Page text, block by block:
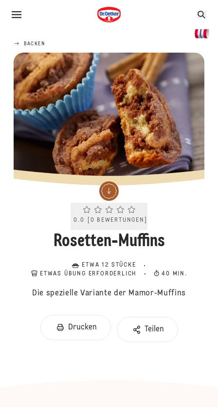
BACKEN
Current rating 0.0. Click to rate.
0.0 0 BEWERTUNGEN
Rosetten-Muffins
ETWA 12 STÜCKE
ETWAS ÜBUNG ERFORDERLICH
40 MIN.
Die spezielle Variante der Mamor-Muffins
Drucken Teilen